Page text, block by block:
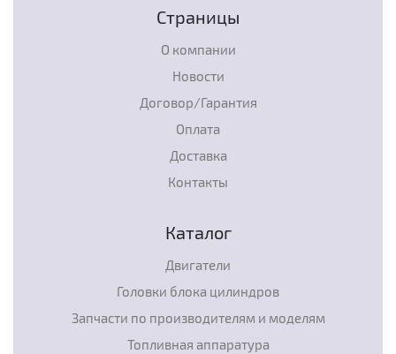
Страницы
О компании
Новости
Договор/Гарантия
Оплата
Доставка
Контакты
Каталог
Двигатели
Головки блока цилиндров
Запчасти по производителям и моделям
Топливная аппаратура